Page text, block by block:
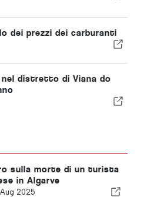
dei prezzi dei carburanti
distretto di Viana do
sulla morte di un turista
in Algarve
2025